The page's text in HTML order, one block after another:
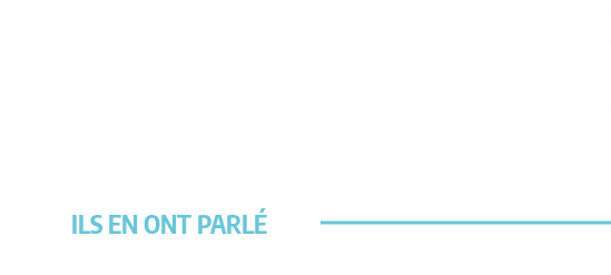
ILS EN ONT PARLÉ